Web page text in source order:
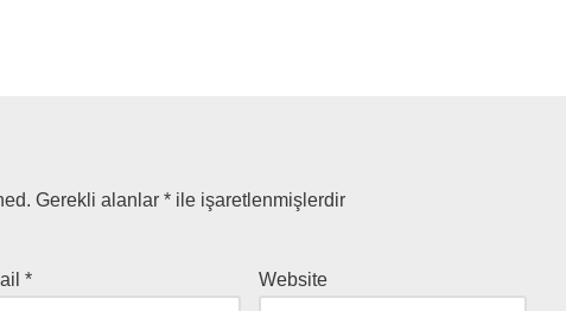
Gerekli alanlar * ile işaretlenmişlerdir
* Website